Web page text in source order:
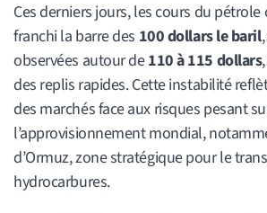
Ces derniers jours, les cours du
franchi la barre des 100 dollars le baril
observées autour de110 à 115 dollars
des replis rapides. Cette instabilité
des marchés face aux risques pesant
l’approvisionnement mondial,
d’Ormuz, zone stratégique pour le
hydrocarbures.